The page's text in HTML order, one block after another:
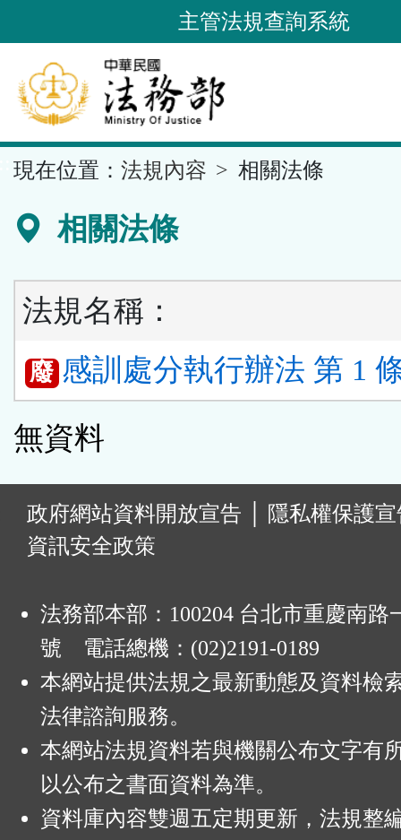
到
要
內
容
區
主管法規查詢系統
現在位置： 法規內容 相關法條
相關法條
法規名稱：
廢 感訓處分執行辦法 第 1
無資料
政府網站資料開放宣告
隱私權保護
資訊安全政策
法務部本部：100204 台北市重慶南路
號 電話總機：(02)2191-0189
本網站提供法規之最新動態及資料檢
法律諮詢服務。
本網站法規資料若與機關公布文字有
以公布之書面資料為準。
資料庫內容雙週五定期更新，法規整